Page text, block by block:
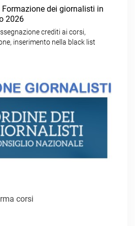
dei giornalisti in
2026
crediti ai corsi,
inserimento nella black list
corsi